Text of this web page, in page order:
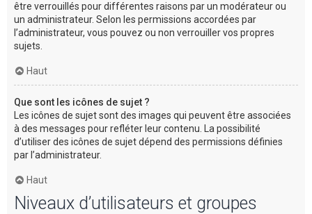
être verrouillés pour différentes raisons par un modérateur ou
un administrateur. Selon les permissions accordées par
l’administrateur, vous pouvez ou non verrouiller vos propres
sujets.
Haut
Que sont les icônes de sujet ?
Les icônes de sujet sont des images qui peuvent être associées
à des messages pour refléter leur contenu. La possibilité
d’utiliser des icônes de sujet dépend des permissions définies
par l’administrateur.
Haut
Niveaux d’utilisateurs et groupes